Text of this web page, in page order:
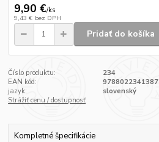
9,90 €/ks
9,43 € bez DPH
Pridať do košíka
Číslo produktu:
234
EAN kód:
9788022341387
jazyk:
slovenský
Strážiť cenu / dostupnosť
Kompletné špecifikácie